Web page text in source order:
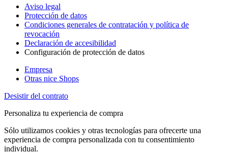
Aviso legal
Protección de datos
Condiciones generales de contratación y política de
revocación
Declaración de accesibilidad
Configuración de protección de datos
Empresa
Otras nice Shops
Desistir del contrato
Personaliza tu experiencia de compra
Sólo utilizamos cookies y otras tecnologías para ofrecerte una
experiencia de compra personalizada con tu consentimiento
individual.